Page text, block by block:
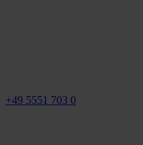
+49 5551 703 0